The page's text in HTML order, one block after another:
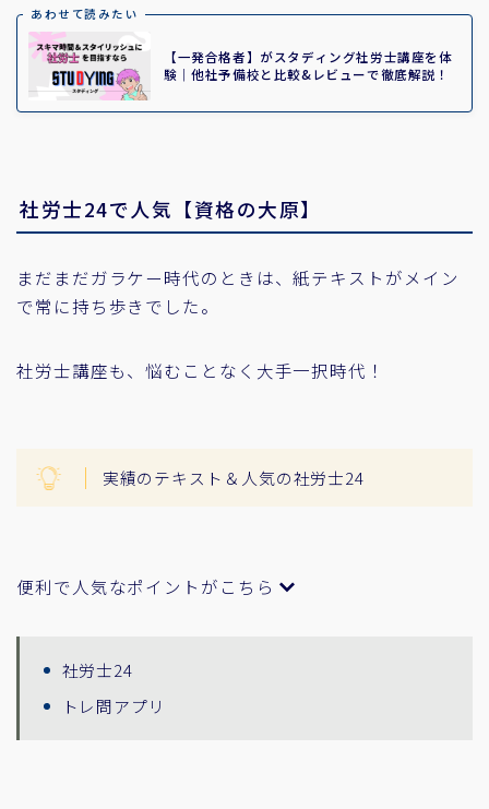
あわせて読みたい
【一発合格者】がスタディング社労士講座を体
験｜他社予備校と比較&レビューで徹底解説！
社労士24で人気【資格の大原】
まだまだガラケー時代のときは、紙テキストがメイン
で常に持ち歩きでした。
社労士講座も、悩むことなく大手一択時代！
実績のテキスト＆人気の社労士24
便利で人気なポイントがこちら
社労士24
トレ問アプリ